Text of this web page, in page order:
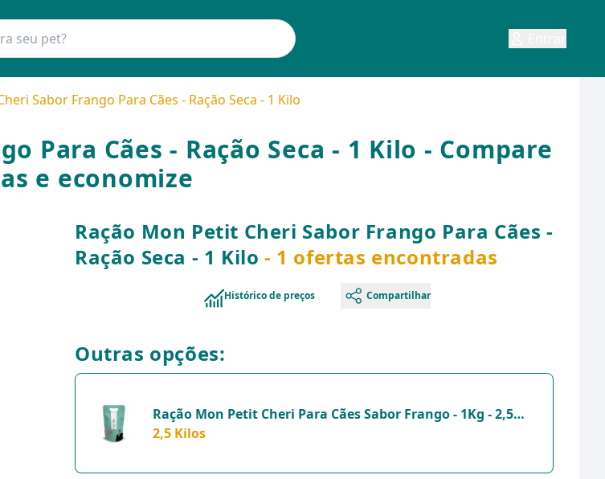
Sabor Frango Para Cães - Ração Seca - 1 Kilo
Para Cães - Ração Seca - 1 Kilo - Compare
e economize
Ração Mon Petit Cheri Sabor Frango Para Cães -
Ração Seca - 1 Kilo - 1 ofertas encontradas
Histórico de preços Compartilhar
Outras opções:
Ração Mon Petit Cheri Para Cães Sabor Frango - 1Kg - 2,5
Kilos
2,5 Kilos